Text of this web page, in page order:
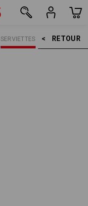
RETOUR    >
SERVIETTES